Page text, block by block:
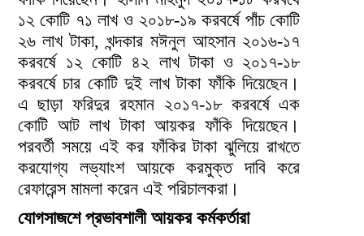
১২ কোটি ৭১ লাখ ও ২০১৮-১৯ করবর্ষে পাঁচ কোটি
২৬ লাখ টাকা, খন্দকার মঈনুল আহসান ২০১৬-১৭
করবর্ষে ১২ কোটি ৪২ লাখ টাকা ও ২০১৭-১৮
করবর্ষে চার কোটি দুই লাখ টাকা ফাঁকি দিয়েছেন।
এ ছাড়া ফরিদুর রহমান ২০১৭-১৮ করবর্ষে এক
কোটি আট লাখ টাকা আয়কর ফাঁকি দিয়েছেন।
পরবর্তী সময়ে এই কর ফাঁকির টাকা ঝুলিয়ে রাখতে
করযোগ্য লভ্যাংশ আয়কে করমুক্ত দাবি করে
রেফারেন্স মামলা করেন এই পরিচালকরা।
যোগসাজশে প্রভাবশালী আয়কর কর্মকর্তারা